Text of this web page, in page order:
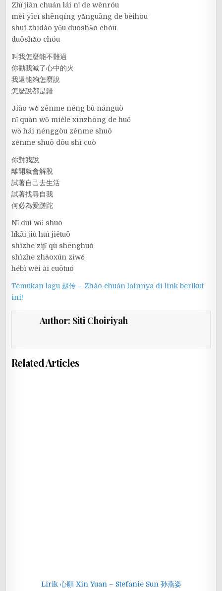
Zhǐ jiān chuán lái nǐ de wēnróu
měi yīcì shēnqíng yǎnguāng de bèihòu
shuí zhīdào yǒu duōshǎo chóu
duōshǎo chóu
叫我怎麼能不難過
你勸我滅了心中的火
我還能夠怎麼說
怎麼說都是錯
Jiào wǒ zěnme néng bù nánguò
nǐ quàn wǒ mièle xīnzhōng de huǒ
wǒ hái nénggòu zěnme shuō
zěnme shuō dōu shì cuò
你對我說
離開就會解脫
試著自己去生活
試著找尋自我
何必為愛蹉跎
Nǐ duì wǒ shuō
líkāi jiù huì jiětuō
shìzhe zìjǐ qù shēnghuó
shìzhe zhǎoxún zìwǒ
hébì wèi ài cuōtuó
Temukan lagu 赵传 – Zhào chuán lainnya di link berikut
ini!
Author: Siti Choiriyah
Related Articles
Lirik 心願 Xin Yuan – Stefanie Sun 孙燕姿